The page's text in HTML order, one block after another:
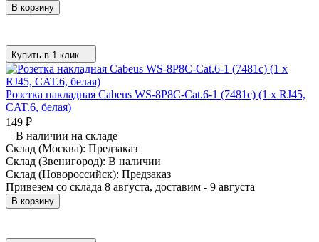
В корзину
Купить в 1 клик
Розетка накладная Cabeus WS-8P8C-Cat.6-1 (7481c) (1 x RJ45,
CAT.6, белая)
149 ₽
В наличии на складе
Склад (Москва): Предзаказ
Склад (Звенигород): В наличии
Склад (Новороссийск): Предзаказ
Привезем со склада 8 августа, доставим - 9 августа
В корзину